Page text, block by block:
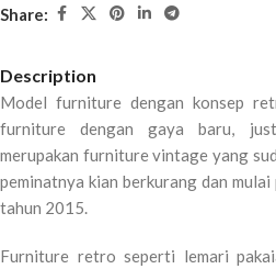
Share:
Description
Model furniture dengan konsep
furniture dengan gaya baru,
merupakan furniture vintage yang
peminatnya kian berkurang dan
tahun 2015.
Furniture retro seperti lemari